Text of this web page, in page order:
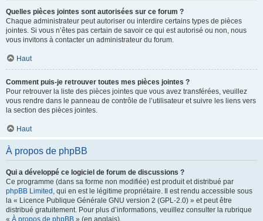
Quelles pièces jointes sont autorisées sur ce forum ?
Chaque administrateur peut autoriser ou interdire certains types de pièces
jointes. Si vous n’êtes pas certain de savoir ce qui est autorisé ou non, nous
vous invitons à contacter un administrateur du forum.
Haut
Comment puis-je retrouver toutes mes pièces jointes ?
Pour retrouver la liste des pièces jointes que vous avez transférées, veuillez
vous rendre dans le panneau de contrôle de l’utilisateur et suivre les liens vers
la section des pièces jointes.
Haut
À propos de phpBB
Qui a développé ce logiciel de forum de discussions ?
Ce programme (dans sa forme non modifiée) est produit et distribué par
phpBB Limited , qui en est le légitime propriétaire. Il est rendu accessible sous
la « Licence Publique Générale GNU version 2 (GPL-2.0) » et peut être
distribué gratuitement. Pour plus d’informations, veuillez consulter la rubrique
« À propos de phpBB » (en anglais).